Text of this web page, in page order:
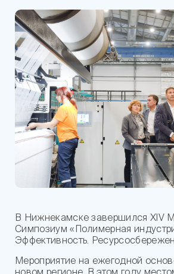
В Нижнекамске завершился XIV
Симпозиум «Полимерная
Эффективность.
Мероприятие на ежегодной